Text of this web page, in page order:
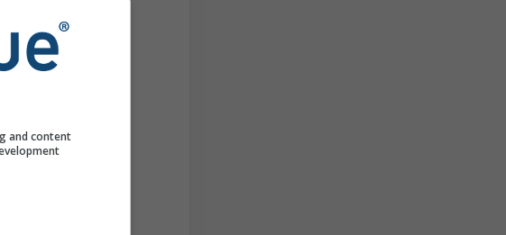
and content